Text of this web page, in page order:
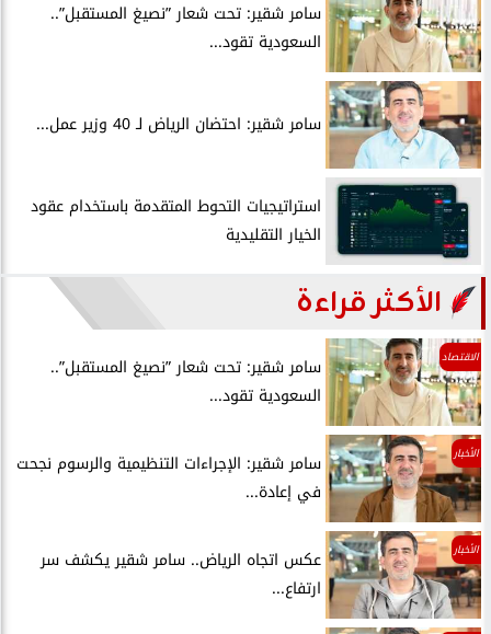
سامر شقير: تحت شعار ”نصيغ المستقبل”..
السعودية تقود...
سامر شقير: احتضان الرياض لـ 40 وزير عمل...
استراتيجيات التحوط المتقدمة باستخدام عقود
الخيار التقليدية
الأكثر قراءة
الاقتصاد
سامر شقير: تحت شعار ”نصيغ المستقبل”..
السعودية تقود...
الأخبار
سامر شقير: الإجراءات التنظيمية والرسوم نجحت
في إعادة...
الأخبار
عكس اتجاه الرياض.. سامر شقير يكشف سر
ارتفاع...